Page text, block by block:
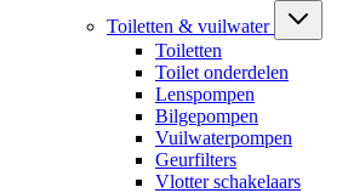
Toiletten & vuilwater
Toiletten
Toilet onderdelen
Lenspompen
Bilgepompen
Vuilwaterpompen
Geurfilters
Vlotter schakelaars